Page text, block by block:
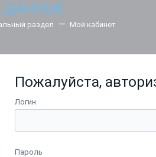
ДАННЫЕ
раздел Мой кабинет
Пожалуйста,
Логин
Пароль